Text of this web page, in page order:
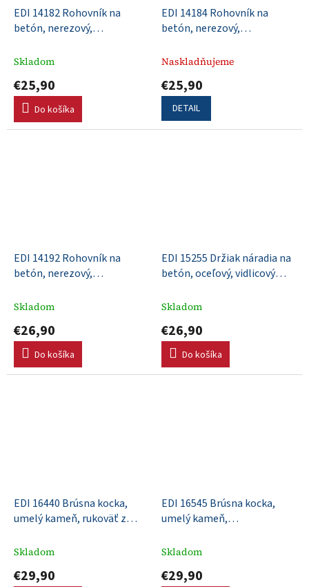
EDI 14182 Rohovník na
betón, nerezový,
R 10mm, L 13mm, dohora
Skladom
€25,90
Do košíka
EDI 14184 Rohovník na
betón, nerezový,
R 13mm, L 16mm, dohora
Naskladňujeme
€25,90
DETAIL
EDI 14192 Rohovník na
betón, nerezový,
R 13mm, L 16mm, dohora
Skladom
€26,90
Do košíka
EDI 15255 Držiak náradia na
betón, oceľový, vidlicový
otočný 360°, 127x70x32 mm
Skladom
€26,90
Do košíka
EDI 16440 Brúsna kocka,
umelý kameň, rukoväť z
Skladom
€29,90
EDI 16545 Brúsna kocka,
umelý kameň,
Skladom
€29,90